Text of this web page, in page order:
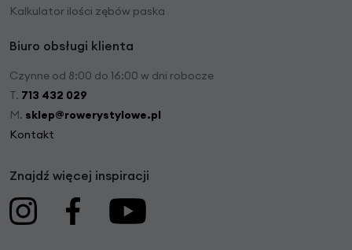
Kalkulator ilości zębów paska
Biuro obsługi klienta
Czynne od 8:00 do 16:00 w dni robocze
T. 713 432 029
M. sklep@rowerystylowe.pl
Kontakt
Znajdź więcej inspiracji